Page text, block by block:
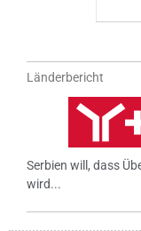
Länderbericht
Serbien will, dass
wird...